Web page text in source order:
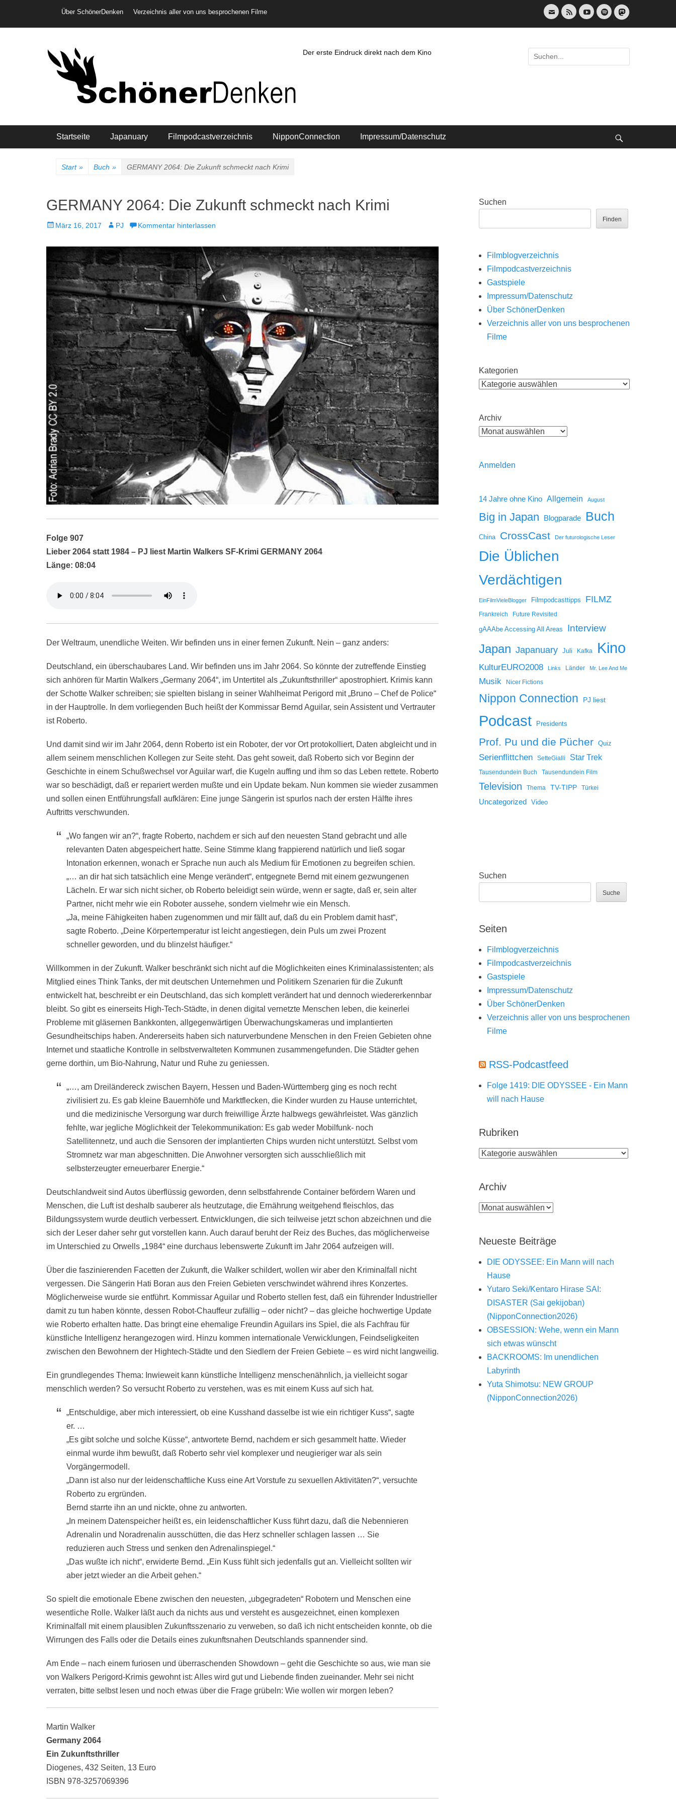
Header-Menü
Über SchönerDenken Verzeichnis aller von uns besprochenen Filme
E-
Mail
Feed YouTubeSpotify
Der erste Eindruck direkt nach dem Kino
Suche
nach:
Hauptmenü
Startseite Japanuary Filmpodcastverzeichnis NipponConnection Impressum/Datenschutz
Start » Buch » GERMANY 2064: Die Zukunft schmeckt nach Krimi
GERMANY 2064: Die Zukunft schmeckt nach Krimi
Veröffentlicht
März 16, 2017 Autor
PJ Kommentar hinterlassen
Folge 907
Lieber 2064 statt 1984 – PJ liest Martin Walkers SF-Krimi GERMANY 2064
Länge: 08:04
Der Weltraum, unendliche Weiten. Wir befinden uns in einer fernen Zukunft. Nein – ganz anders:
Deutschland, ein überschaubares Land. Wir befinden uns im Jahr 2064. So könnte der zutreffende Einstieg
sich anhören für Martin Walkers „Germany 2064“, im Untertitel als „Zukunftsthriller“ apostrophiert. Krimis kann
der Schotte Walker schreiben; sie spielten bislang in seiner Wahlheimat Perigord mit „Bruno – Chef de Police“
in der Hauptrolle. In dem vorliegenden Buch heißt der Kommissar Bernd Aguilar, sein Assistent und Vertrauter
ist Roberto.
Und damit sind wir im Jahr 2064, denn Roberto ist ein Roboter, der vor Ort protokolliert, Daten abgleicht und in
allem seinem menschlichen Kollegen zur Seite steht. Das geht soweit, daß Roberto sich vor Beginn der
Geschichte in einem Schußwechsel vor Aguilar warf, die Kugeln auffing und ihm so das Leben rettete. Roberto
war so beschädigt, daß er repariert werden mußte und ein Update bekam. Nun kommen sie wieder zusammen
und sollen einen Entführungsfall aufklären: Eine junge Sängerin ist spurlos nach der ersten Hälfte ihres
Auftritts verschwunden.
„Wo fangen wir an?“, fragte Roberto, nachdem er sich auf den neuesten Stand gebracht und alle
relevanten Daten abgespeichert hatte. Seine Stimme klang frappierend natürlich und ließ sogar
Intonation erkennen, wonach er Sprache nun auch als Medium für Emotionen zu begreifen schien.
„… an dir hat sich tatsächlich eine Menge verändert“, entgegnete Bernd mit einem gezwungenen
Lächeln. Er war sich nicht sicher, ob Roberto beleidigt sein würde, wenn er sagte, daß er, sein alter
Partner, nicht mehr wie ein Roboter aussehe, sondern vielmehr wie ein Mensch.
„Ja, meine Fähigkeiten haben zugenommen und mir fällt auf, daß du ein Problem damit hast“,
sagte Roberto. „Deine Körpertemperatur ist leicht angestiegen, dein Puls um zwei Prozent
schneller geworden, und du blinzelst häufiger.“
Willkommen in der Zukunft. Walker beschränkt sich nicht auf die Möglichkeiten eines Kriminalassistenten; als
Mitglied eines Think Tanks, der mit deutschen Unternehmen und Politikern Szenarien für die Zukunft
entwickelt hat, beschreibt er ein Deutschland, das sich komplett verändert hat und dennoch wiedererkennbar
bleibt. So gibt es einerseits High-Tech-Städte, in denen digital vernetzte Menschen leben, die keinerlei
Probleme mit gläsernen Bankkonten, allgegenwärtigen Überwachungskameras und implantierten
Gesundheitschips haben. Andererseits haben sich naturverbundene Menschen in den Freien Gebieten ohne
Internet und staatliche Kontrolle in selbstverwalteten Kommunen zusammengefunden. Die Städter gehen
gerne dorthin, um Bio-Nahrung, Natur und Ruhe zu geniessen.
„…, am Dreiländereck zwischen Bayern, Hessen und Baden-Württemberg ging es noch recht
zivilisiert zu. Es gab kleine Bauernhöfe und Marktflecken, die Kinder wurden zu Hause unterrichtet,
und die medizinische Versorgung war durch freiwillige Ärzte halbwegs gewährleistet. Was gänzlich
fehlte, war jegliche Möglichkeit der Telekommunikation: Es gab weder Mobilfunk- noch
Satellitennetz, und auch die Sensoren der implantierten Chips wurden nicht unterstützt. Selbst vom
Stromnetz war man abgeschnitten. Die Anwohner versorgten sich ausschließlich mit
selbsterzeugter erneuerbarer Energie.“
Deutschlandweit sind Autos überflüssig geworden, denn selbstfahrende Container befördern Waren und
Menschen, die Luft ist deshalb sauberer als heutzutage, die Ernährung weitgehend fleischlos, das
Bildungssystem wurde deutlich verbessert. Entwicklungen, die sich teilweise jetzt schon abzeichnen und die
sich der Leser daher sehr gut vorstellen kann. Auch darauf beruht der Reiz des Buches, das möglicherweise
im Unterschied zu Orwells „1984“ eine durchaus lebenswerte Zukunft im Jahr 2064 aufzeigen will.
Über die faszinierenden Facetten der Zukunft, die Walker schildert, wollen wir aber den Kriminalfall nicht
vergessen. Die Sängerin Hati Boran aus den Freien Gebieten verschwindet während ihres Konzertes.
Möglicherweise wurde sie entführt. Kommissar Aguilar und Roberto stellen fest, daß ein führender Industrieller
damit zu tun haben könnte, dessen Robot-Chauffeur zufällig – oder nicht? – das gleiche hochwertige Update
wie Roberto erhalten hatte. Das bringt eine ehemalige Freundin Aguilars ins Spiel, die als Fachfrau für
künstliche Intelligenz herangezogen wird. Hinzu kommen internationale Verwicklungen, Feindseligkeiten
zwischen den Bewohnern der Hightech-Städte und den Siedlern der Freien Gebiete – es wird nicht langweilig.
Ein grundlegendes Thema: Inwieweit kann künstliche Intelligenz menschenähnlich, ja vielleicht sogar
menschlich werden? So versucht Roberto zu verstehen, was es mit einem Kuss auf sich hat.
„Entschuldige, aber mich interessiert, ob eine Kusshand dasselbe ist wie ein richtiger Kuss“, sagte
er. …
„Es gibt solche und solche Küsse“, antwortete Bernd, nachdem er sich gesammelt hatte. Wieder
einmal wurde ihm bewußt, daß Roberto sehr viel komplexer und neugieriger war als sein
Vorgängermodell.
„Dann ist also nur der leidenschaftliche Kuss eine Art Vorstufe zu sexuellen Aktivitäten?“, versuchte
Roberto zu ergründen.
Bernd starrte ihn an und nickte, ohne zu antworten.
„In meinem Datenspeicher heißt es, ein leidenschaftlicher Kuss führt dazu, daß die Nebennieren
Adrenalin und Noradrenalin ausschütten, die das Herz schneller schlagen lassen … Sie
reduzieren auch Stress und senken den Adrenalinspiegel.“
„Das wußte ich nicht“, erwiderte Bernd. „Ein Kuss fühlt sich jedenfalls gut an. Vielleicht sollten wir
aber jetzt wieder an die Arbeit gehen.“
So spielt die emotionale Ebene zwischen den neuesten, „ubgegradeten“ Robotern und Menschen eine
wesentliche Rolle. Walker läßt auch da nichts aus und versteht es ausgezeichnet, einen komplexen
Kriminalfall mit einem plausiblen Zukunftsszenario zu verweben, so daß ich nicht entscheiden konnte, ob die
Wirrungen des Falls oder die Details eines zukunftsnahen Deutschlands spannender sind.
Am Ende – nach einem furiosen und überraschenden Showdown – geht die Geschichte so aus, wie man sie
von Walkers Perigord-Krimis gewohnt ist: Alles wird gut und Liebende finden zueinander. Mehr sei nicht
verraten, bitte selbst lesen und noch etwas über die Frage grübeln: Wie wollen wir morgen leben?
Martin Walker
Germany 2064
Ein Zukunftsthriller
Diogenes, 432 Seiten, 13 Euro
ISBN 978-3257069396
Suchen
Finden
Filmblogverzeichnis
Filmpodcastverzeichnis
Gastspiele
Impressum/Datenschutz
Über SchönerDenken
Verzeichnis aller von uns besprochenen
Filme
Kategorien
Archiv
Anmelden
14 Jahre ohne Kino Allgemein August
Big in Japan Blogparade Buch
China CrossCast Der futurologische Leser
Die Üblichen
Verdächtigen
EinFilmVieleBlogger Filmpodcasttipps FILMZ
Frankreich Future Revisited
gAAAbe Accessing All Areas Interview
Japan Japanuary Juli Kafka Kino
KulturEURO2008 Links Länder Mr. Lee And Me
Musik Nicer Fictions
Nippon Connection PJ liest
Podcast Presidents
Prof. Pu und die Pücher Quiz
Serienflittchen SetteGialli Star Trek
Tausendundein Buch Tausendundein Film
Television Thema TV-TIPP Türkei
Uncategorized Video
Suchen
Suche
Seiten
Filmblogverzeichnis
Filmpodcastverzeichnis
Gastspiele
Impressum/Datenschutz
Über SchönerDenken
Verzeichnis aller von uns besprochenen
Filme
RSS-Podcastfeed
Folge 1419: DIE ODYSSEE - Ein Mann
will nach Hause
Rubriken
Rubriken
Archiv
Archiv
Neueste Beiträge
DIE ODYSSEE: Ein Mann will nach
Hause
Yutaro Seki/Kentaro Hirase SAI:
DISASTER (Sai gekijoban)
(NipponConnection2026)
OBSESSION: Wehe, wenn ein Mann
sich etwas wünscht
BACKROOMS: Im unendlichen
Labyrinth
Yuta Shimotsu: NEW GROUP
(NipponConnection2026)